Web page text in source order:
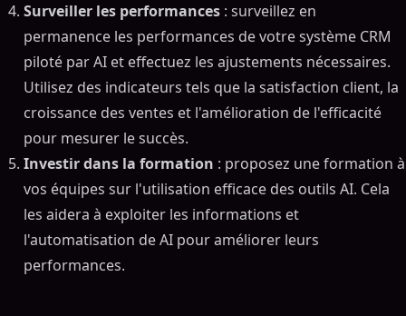
Surveiller les performances : surveillez en
permanence les performances de votre système CRM
piloté par AI et effectuez les ajustements nécessaires.
Utilisez des indicateurs tels que la satisfaction client, la
croissance des ventes et l'amélioration de l'efficacité
pour mesurer le succès.
Investir dans la formation : proposez une formation à
vos équipes sur l'utilisation efficace des outils AI. Cela
les aidera à exploiter les informations et
l'automatisation de AI pour améliorer leurs
performances.